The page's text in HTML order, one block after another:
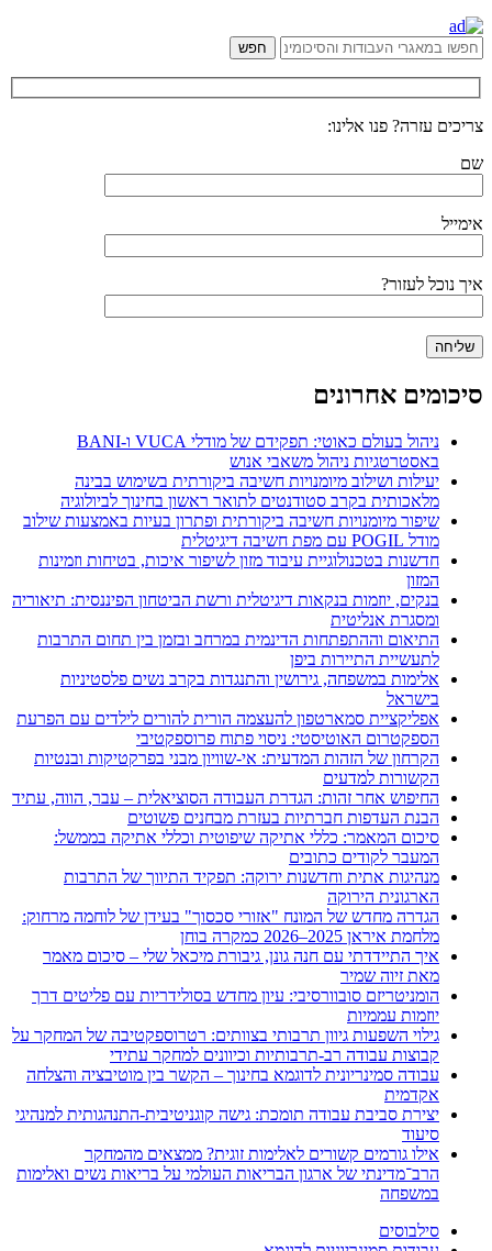
צריכים עזרה? פנו אלינו:
שם
אימייל
איך נוכל לעזור?
סיכומים אחרונים
ניהול בעולם כאוטי: תפקידם של מודלי VUCA ו-BANI
באסטרטגיות ניהול משאבי אנוש
יעילות ושילוב מיומנויות חשיבה ביקורתית בשימוש בבינה
מלאכותית בקרב סטודנטים לתואר ראשון בחינוך לביולוגיה
שיפור מיומנויות חשיבה ביקורתית ופתרון בעיות באמצעות שילוב
מודל POGIL עם מפת חשיבה דיגיטלית
חדשנות בטכנולוגיית עיבוד מזון לשיפור איכות, בטיחות וזמינות
המזון
בנקים, יוזמות בנקאות דיגיטלית ורשת הביטחון הפיננסית: תיאוריה
ומסגרת אנליטית
התיאום וההתפתחות הדינמית במרחב ובזמן בין תחום התרבות
לתעשיית התיירות ביפן
אלימות במשפחה, גירושין והתנגדות בקרב נשים פלסטיניות
בישראל
אפליקציית סמארטפון להעצמה הורית להורים לילדים עם הפרעת
הספקטרום האוטיסטי: ניסוי פתוח פרוספקטיבי
הקרחון של הזהות המדעית: אי-שוויון מבני בפרקטיקות ובנטיות
הקשורות למדעים
החיפוש אחר זהות: הגדרת העבודה הסוציאלית – עבר, הווה, עתיד
הבנת העדפות חברתיות בעזרת מבחנים פשוטים
סיכום המאמר: כללי אתיקה שיפוטית וכללי אתיקה בממשל:
המעבר לקודים כתובים
מנהיגות אתית וחדשנות ירוקה: תפקיד התיווך של התרבות
הארגונית הירוקה
הגדרה מחדש של המונח "אזורי סכסוך" בעידן של לוחמה מרחוק:
מלחמת איראן 2025–2026 כמקרה בוחן
איך התיידדתי עם חנה גונן, גיבורת מיכאל שלי – סיכום מאמר
מאת זיוה שמיר
הומניטריזם סובוורסיבי: עיון מחדש בסולידריות עם פליטים דרך
יוזמות עממיות
גילוי השפעות גיוון תרבותי בצוותים: רטרוספקטיבה של המחקר על
קבוצות עבודה רב-תרבותיות וכיוונים למחקר עתידי
עבודה סמינריונית לדוגמא בחינוך – הקשר בין מוטיבציה והצלחה
אקדמית
יצירת סביבת עבודה תומכת: גישה קוגניטיבית-התנהגותית למנהיגי
סיעוד
אילו גורמים קשורים לאלימות זוגית? ממצאים מהמחקר
הרב־מדינתי של ארגון הבריאות העולמי על בריאות נשים ואלימות
במשפחה
סילבוסים